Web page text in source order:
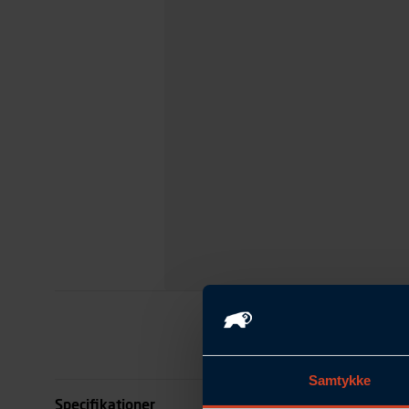
Samtykke
Specifikationer